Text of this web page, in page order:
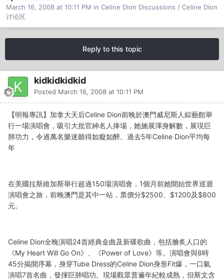
March 16, 2008 at 10:11 PM in Celine Dion Discussions / Celine Dion
讨论区
Reply to this topic
kidkidkidkid
Posted March 16, 2008 at 10:11 PM
【明報專訊】加拿大天后Celine Dion前晚於澳門威尼斯人綜藝館舉
行一場演唱會，吸引大批官紳名人捧場，她施展渾身解數，展現巨
肺功力，令過萬名樂迷聽得如癡如醉。過去5年Celine Dion平均每
年
在美國拉斯維加斯舉行超過150場演唱會，1個月前她開始世界巡迴
演唱會之旅，前晚澳門是其中一站，票價分$2500、$1200及$800
元。
Celine Dion全晚演唱24首經典金曲及新碟歌曲，包括膾炙人口的
《My Heart Will Go On》、《Power of Love》等。演唱會與8時
45分揭開序幕，身穿Tube Dress的Celine Dion身形Fit爆，一口氣
演唱7首名曲，發揮巨肺唱功。現場觀眾普遍年紀較成熟，但斯文含